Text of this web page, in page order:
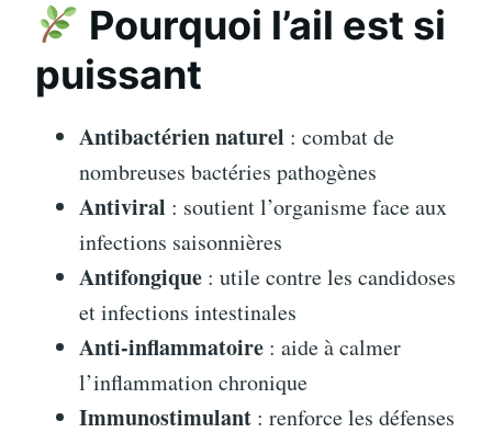
Pourquoi l’ail est si
puissant
Antibactérien naturel : combat de
nombreuses bactéries pathogènes
Antiviral : soutient l’organisme face aux
infections saisonnières
Antifongique : utile contre les candidoses
et infections intestinales
Anti-inflammatoire : aide à calmer
l’inflammation chronique
Immunostimulant : renforce les défenses